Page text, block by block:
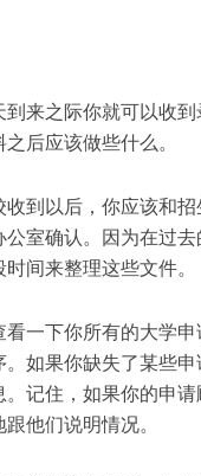
来之际你就可以收
后应该做些什么。
到以后，你应该和
室确认。因为在过
间来整理这些文件。
一下你所有的大学
如果你缺失了某些
记住，如果你的申
他们说明情况。